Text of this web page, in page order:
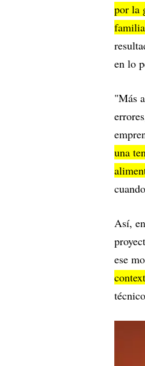
por la
en lo
"Más
una
Así,
ese